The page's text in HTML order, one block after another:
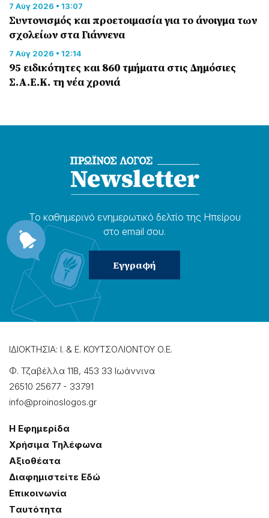
7 Αύγ 2026 • 13:07
Συντονισμός και προετοιμασία για το άνοιγμα των
σχολείων στα Γιάννενα
7 Αύγ 2026 • 12:14
95 ειδικότητες και 860 τμήματα στις Δημόσιες
Σ.Α.Ε.Κ. τη νέα χρονιά
Το καθημερɩνό ενημερωτɩκό δελτίο της Ηπείρου
στο email σου.
ΙΔΙΟΚΤΗΣΙΑ: Ι. & Ε. ΚΟΥΤΣΟΛΙΟΝΤΟΥ Ο.Ε.
Φ. Τζαβέλλα 11Β, 453 33 Ιωάννɩνα
26510 25677 - 33791
info@proinoslogos.gr
Η Εφημερίδα
Χρήσɩμα Τηλέφωνα
Αξɩοθέατα
Δɩαφημɩστείτε Εδώ
Επɩκοɩνωνία
Tαυτότητα